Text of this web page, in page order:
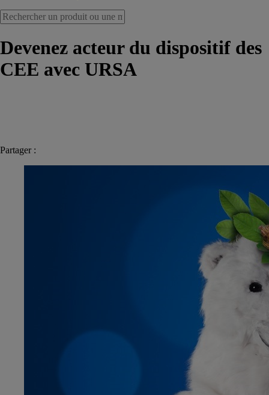
Devenez acteur du dispositif des
CEE avec URSA
Partager :